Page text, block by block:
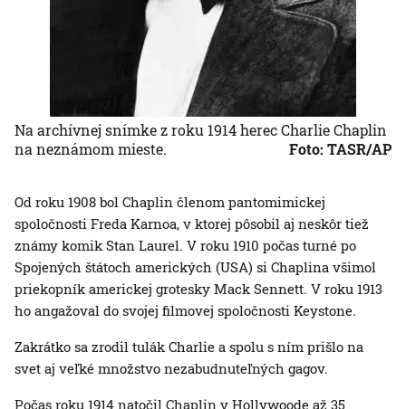
Na archívnej snímke z roku 1914 herec Charlie Chaplin
na neznámom mieste.
Foto: TASR/AP
Od roku 1908 bol Chaplin členom pantomimickej
spoločnosti Freda Karnoa, v ktorej pôsobil aj neskôr tiež
známy komik Stan Laurel. V roku 1910 počas turné po
Spojených štátoch amerických (USA) si Chaplina všimol
priekopník americkej grotesky Mack Sennett. V roku 1913
ho angažoval do svojej filmovej spoločnosti Keystone.
Zakrátko sa zrodil tulák Charlie a spolu s ním prišlo na
svet aj veľké množstvo nezabudnuteľných gagov.
Počas roku 1914 natočil Chaplin v Hollywoode až 35